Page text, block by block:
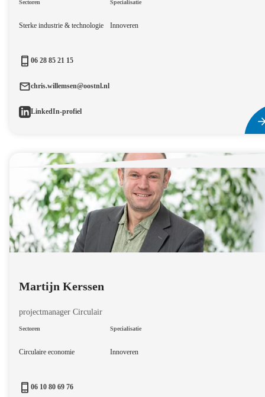
Sectoren
Sterke industrie & technologie
Specialisatie
Innoveren
06 28 85 21 15
chris.willemsen@oostnl.nl
LinkedIn-profiel
Martijn Kerssen
projectmanager Circulair
Sectoren
Circulaire economie
Specialisatie
Innoveren
06 10 80 69 76